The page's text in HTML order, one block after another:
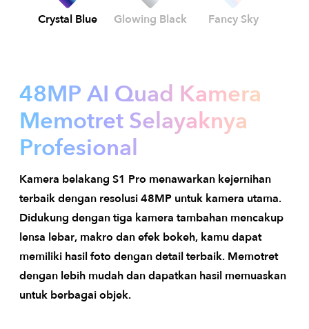
Crystal Blue Glowing Black Fancy Sky
48MP AI Quad Kamera
Memotret Selayaknya
Profesional
Kamera belakang S1 Pro menawarkan kejernihan
terbaik dengan resolusi 48MP untuk kamera utama.
Didukung dengan tiga kamera tambahan mencakup
lensa lebar, makro dan efek bokeh, kamu dapat
memiliki hasil foto dengan detail terbaik. Memotret
dengan lebih mudah dan dapatkan hasil memuaskan
untuk berbagai objek.